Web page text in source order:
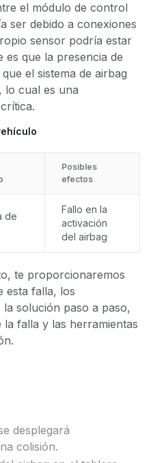
el módulo de control
ser debido a conexiones
sensor podría estar
es que la presencia de
el sistema de airbag
lo cual es una
Posibles
efectos
de
Fallo en la
activación
del airbag
te proporcionaremos
esta falla, los
solución paso a paso,
falla y las herramientas
desplegará
colisión.